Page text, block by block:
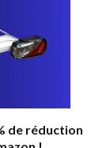
de réduction